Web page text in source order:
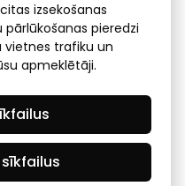
subjekta piekļuves
asociācija - visas tiesības
izsekošanas
pieredzi
vietnes trafiku un
apmeklētāji.